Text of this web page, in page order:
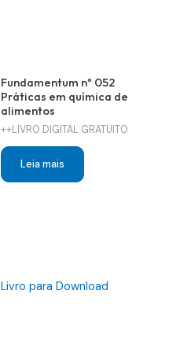
Fundamentum nº 052
Práticas em química de
alimentos
++LIVRO DIGITAL GRATUITO
Leia mais
Livro para Download